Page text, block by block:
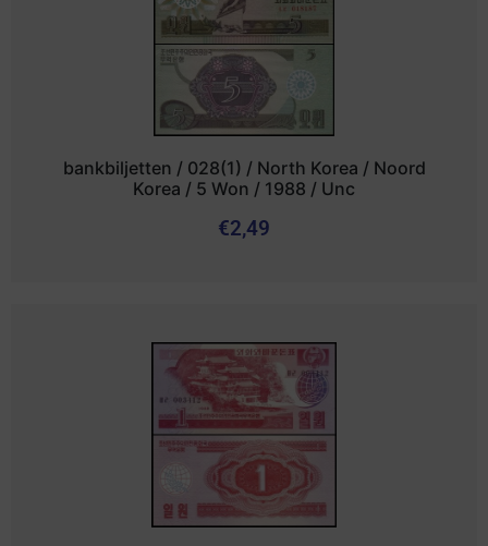
bankbiljetten / 028(1) / North Korea / Noord
Korea / 5 Won / 1988 / Unc
€2,49